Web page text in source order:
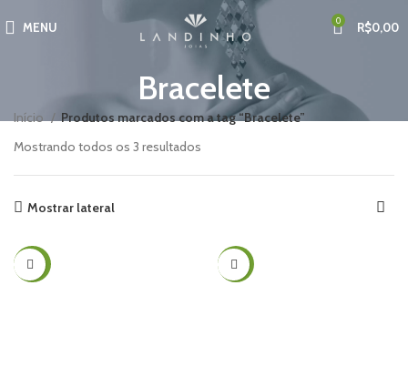
MENU 0 R$0,00
Bracelete
Início
Produtos marcados com a tag “Bracelete”
Mostrando todos os 3 resultados
Mostrar lateral
-30% -25%